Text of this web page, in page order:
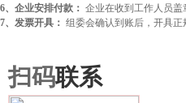
6、企业安排付款： 企业在收到工作人员盖
7、发票开具： 组委会确认到账后，开具正
扫码联系